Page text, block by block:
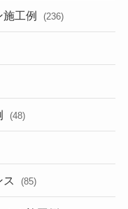
施工例 (236)
(48)
ス (85)